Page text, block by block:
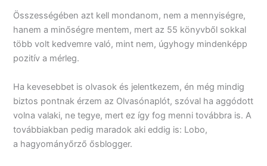
Összességében azt kell mondanom, nem a mennyiségre,
hanem a minőségre mentem, mert az 55 könyvből sokkal
több volt kedvemre való, mint nem, úgyhogy mindenképp
pozitív a mérleg.
Ha kevesebbet is olvasok és jelentkezem, én még mindig
biztos pontnak érzem az Olvasónaplót, szóval ha aggódott
volna valaki, ne tegye, mert ez így fog menni továbbra is. A
továbbiakban pedig maradok aki eddig is: Lobo,
a hagyományőrző ősblogger.